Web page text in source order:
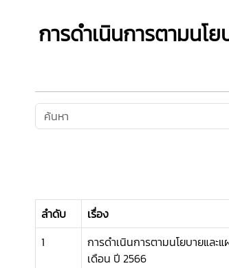
การดำเนินการตามนโ
ลำดับ เรื่อง
1
การดำเนินการตามนโยบายแล
เดือน ปี 2566